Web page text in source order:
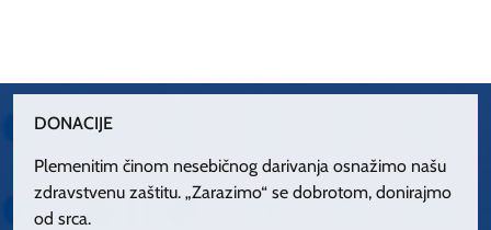
DONACIJE
Plemenitim činom nesebičnog darivanja osnažimo našu
zdravstvenu zaštitu. „Zarazimo“ se dobrotom, donirajmo
od srca.